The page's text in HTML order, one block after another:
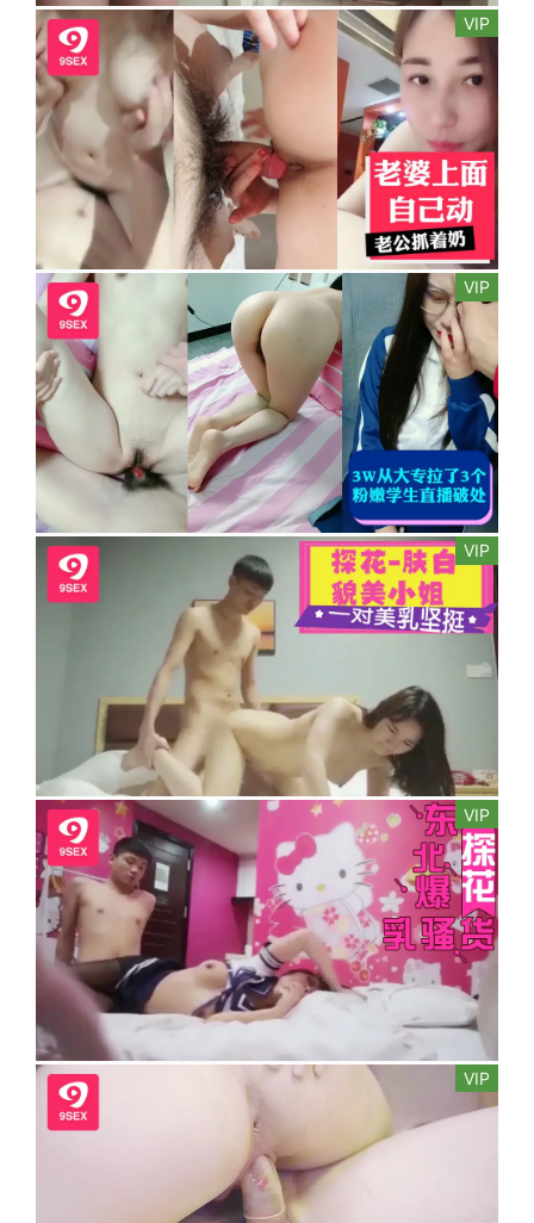
VIP
VIP
VIP
VIP
VIP